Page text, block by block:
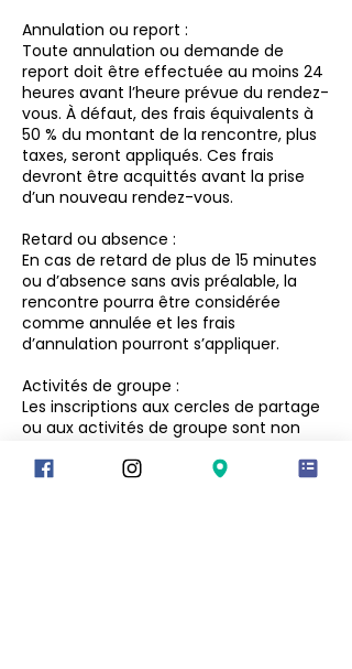
Annulation ou report :
Toute annulation ou demande de
report doit être effectuée au moins 24
heures avant l’heure prévue du rendez-
vous. À défaut, des frais équivalents à
50 % du montant de la rencontre, plus
taxes, seront appliqués. Ces frais
devront être acquittés avant la prise
d’un nouveau rendez-vous.
Retard ou absence :
En cas de retard de plus de 15 minutes
ou d’absence sans avis préalable, la
rencontre pourra être considérée
comme annulée et les frais
d’annulation pourront s’appliquer.
Activités de groupe :
Les inscriptions aux cercles de partage
ou aux activités de groupe sont non
et afin de préserver l’équilibre du